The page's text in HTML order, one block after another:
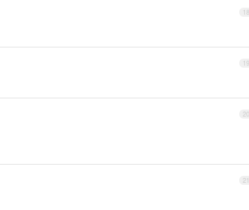
18
19
20
21